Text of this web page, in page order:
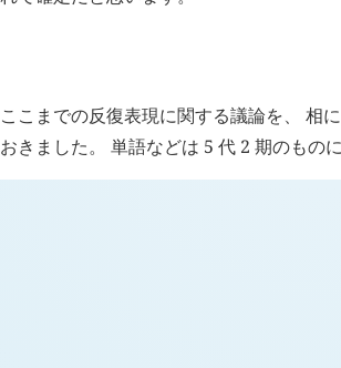
ここまでの反復表現に関する議論を、 相
おきました。 単語などは 5 代 2 期のもの